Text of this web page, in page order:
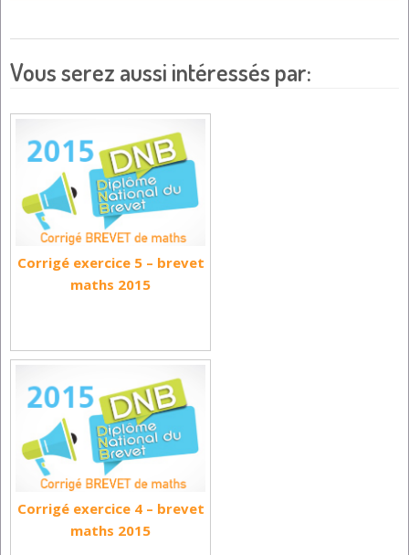
Vous serez aussi intéressés par:
Corrigé exercice 5 – brevet
maths 2015
Corrigé exercice 4 – brevet
maths 2015